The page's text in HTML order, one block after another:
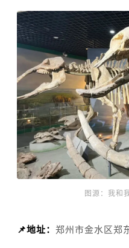
图源：我和
📌地址： 郑州市金水区郑